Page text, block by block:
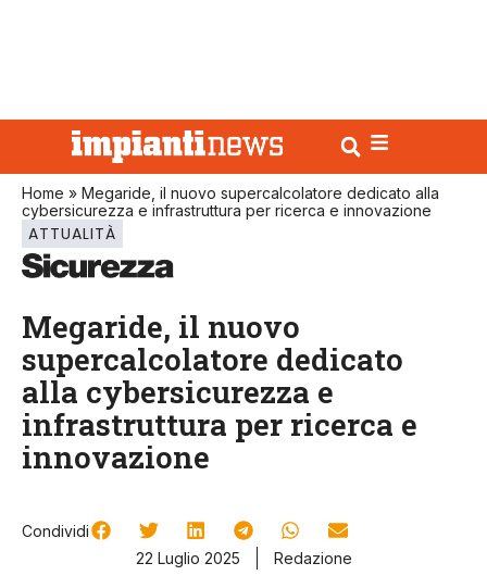
Home » Megaride, il nuovo supercalcolatore dedicato alla
cybersicurezza e infrastruttura per ricerca e innovazione
ATTUALITÀ
Megaride, il nuovo
supercalcolatore dedicato
alla cybersicurezza e
infrastruttura per ricerca e
innovazione
Condividi
22 Luglio 2025
Redazione